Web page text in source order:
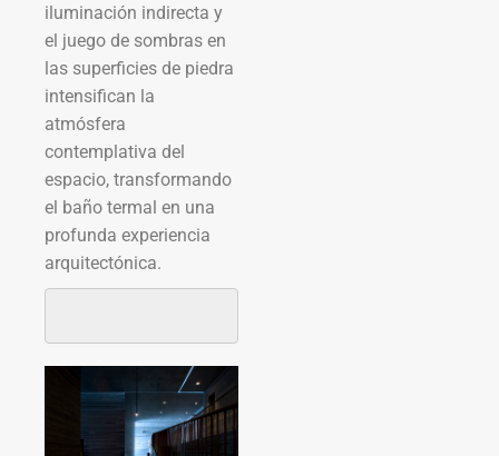
iluminación indirecta y
el juego de sombras en
las superficies de piedra
intensifican la
atmósfera
contemplativa del
espacio, transformando
el baño termal en una
profunda experiencia
arquitectónica.